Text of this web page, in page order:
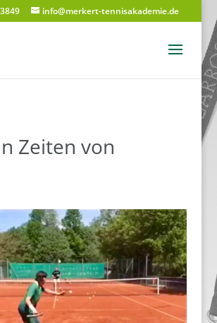
info@merkert-tennisakademie.de
Zeiten von